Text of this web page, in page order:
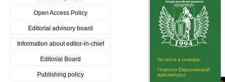
Open Access Policy
Editorial advisory board
Information about editor-in-chief
Editorial Board
Publishing policy